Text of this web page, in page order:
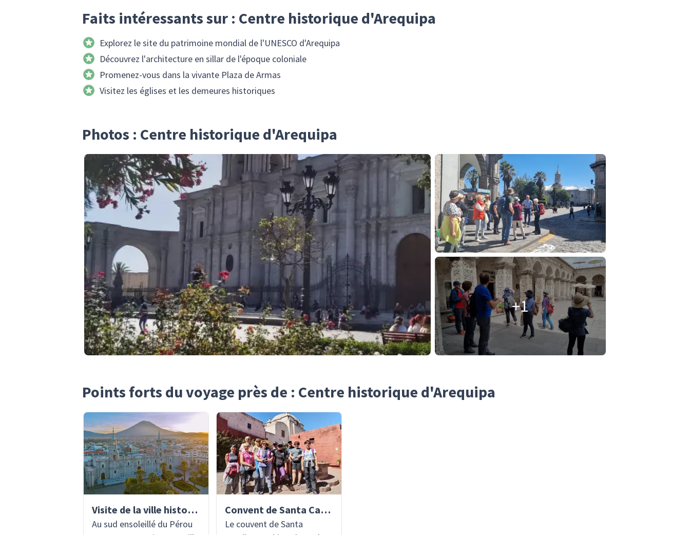
Faits intéressants sur : Centre historique d'Arequipa
Explorez le site du patrimoine mondial de l'UNESCO d'Arequipa
Découvrez l'architecture en sillar de l'époque coloniale
Promenez-vous dans la vivante Plaza de Armas
Visitez les églises et les demeures historiques
Photos : Centre historique d'Arequipa
+1
Points forts du voyage près de : Centre historique d'Arequipa
Visite de la ville historique
Au sud ensoleillé du Pérou
Convent de Santa Catalina
Le couvent de Santa